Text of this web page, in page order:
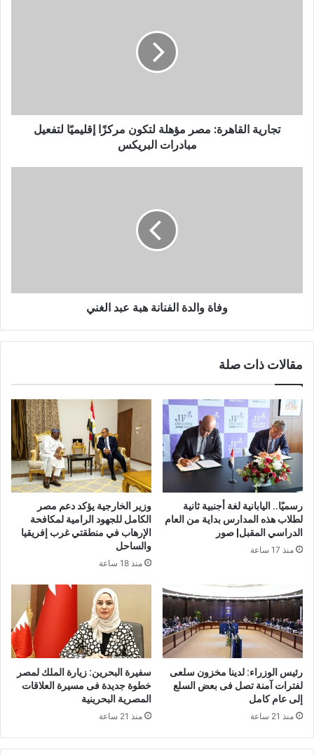
تجارية القاهرة: مصر مؤهلة لتكون مركزًا إقليميًا لتفعيل
مبادرات البريكس
وفاة والدة الفنانة هبة عبد الغني
مقالات ذات صلة
رسميًا.. اليابانية لغة أجنبية ثانية
لطلاب هذه المدارس بداية من العام
الدراسي المقبل| صور
منذ 17 ساعة
وزير الخارجية يؤكد دعم مصر
الكامل للجهود الرامية لمكافحة
الإرهاب في منطقتي غرب إفريقيا
والساحل
منذ 18 ساعة
رئيس الوزراء: لدينا مخزون سلعى
لفترات آمنة تصل فى بعض السلع
إلى عام كامل
منذ 21 ساعة
سفيرة البحرين: زيارة الملك لمصر
خطوة جديدة فى مسيرة العلاقات
المصرية البحرينية
منذ 21 ساعة